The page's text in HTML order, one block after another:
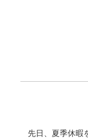
先日、夏季休暇